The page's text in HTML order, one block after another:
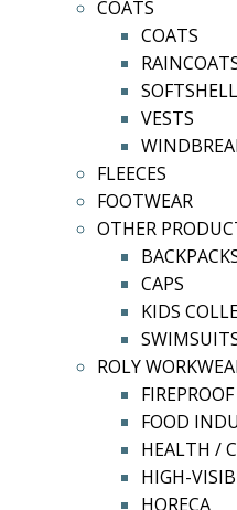
COATS
COATS
SOFTSHELL
VESTS
FLEECES
FOOTWEAR
OTHER
CAPS
KIDS
ROLY
FIREPROOF
FOOD
HEALTH /
HIGH-
HORECA